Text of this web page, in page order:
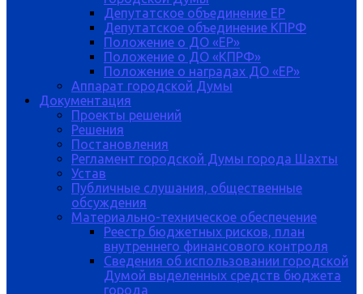
Депутатское объединение ЕР
Депутатское объединение КПРФ
Положение о ДО «ЕР»
Положение о ДО «КПРФ»
Положение о наградах ДО «ЕР»
Аппарат городской Думы
Документация
Проекты решений
Решения
Постановления
Регламент городской Думы города Шахты
Устав
Публичные слушания, общественные
обсуждения
Материально-техническое обеспечение
Реестр бюджетных рисков, план
внутреннего финансового контроля
Сведения об использовании городской
Думой выделенных средств бюджета
города